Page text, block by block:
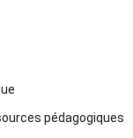
pédagogiques